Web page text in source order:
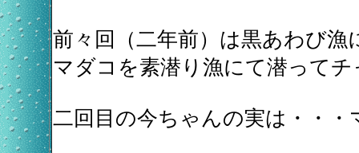
前々回（二年前）は黒あわび
マダコを素潜り漁にて潜って
二回目の今ちゃんの実は・・・